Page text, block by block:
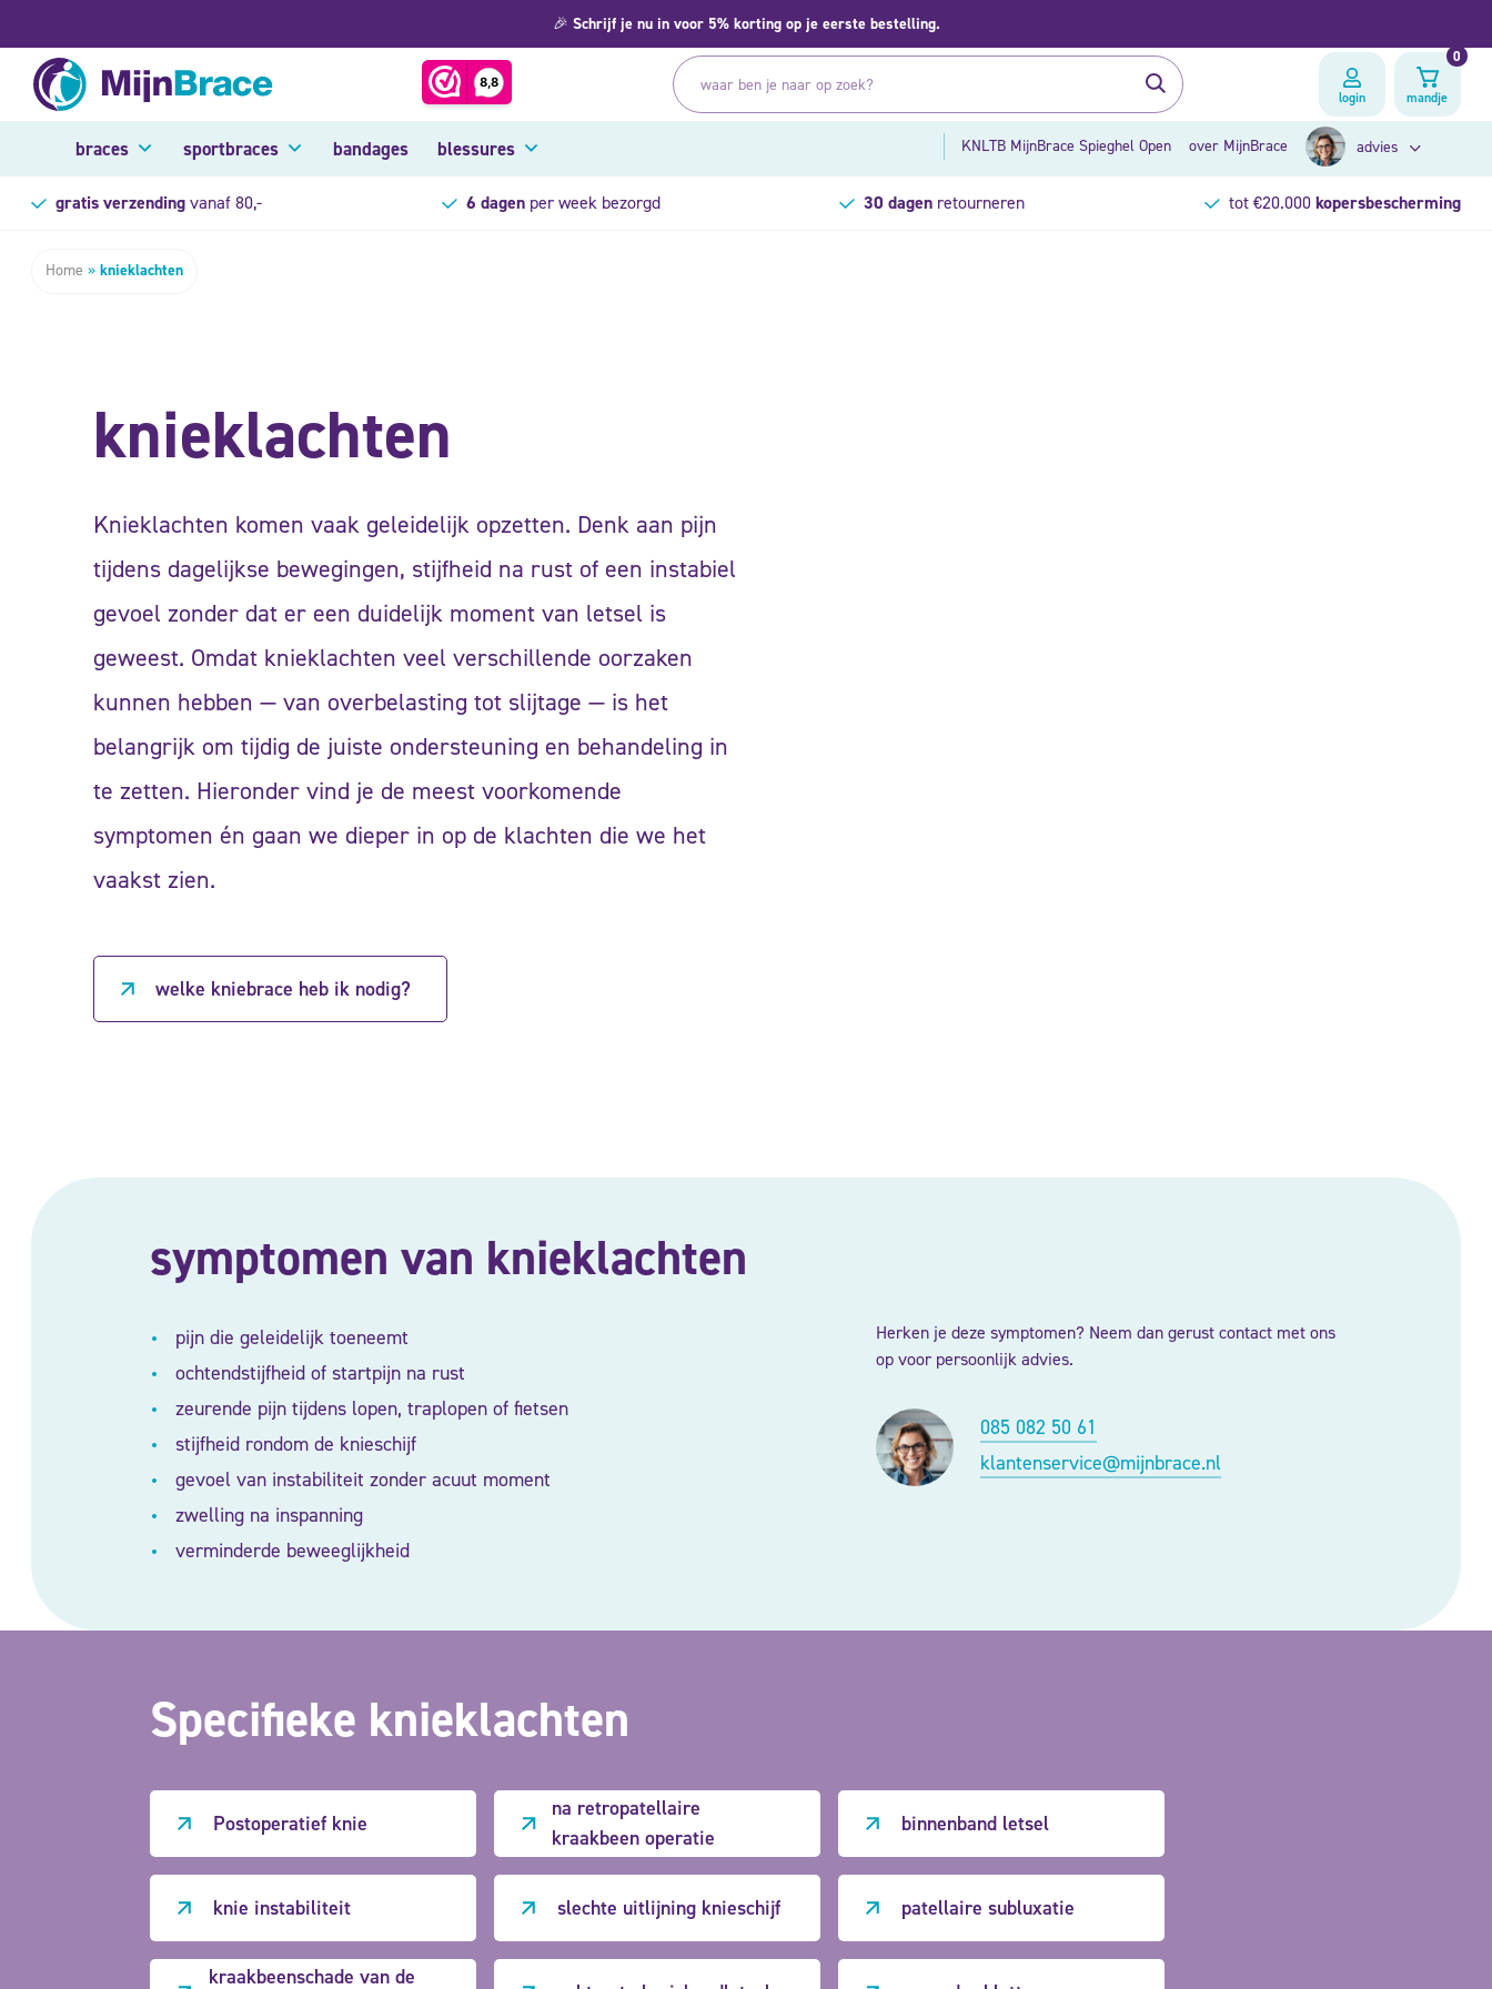
🎉 Schrijf je nu in voor 5% korting op je eerste bestelling.
login mandje
0
braces sportbraces bandages blessures KNLTB MijnBrace Spieghel Open over MijnBrace advies
gratis verzendingvanaf 80,- 6 dagenper week bezorgd 30 dagen retourneren tot €20.000kopersbescherming
Home » knieklachten
knieklachten
Knieklachten komen vaak geleidelijk opzetten. Denk aan pijn
tijdens dagelijkse bewegingen, stijfheid na rust of een instabiel
gevoel zonder dat er een duidelijk moment van letsel is
geweest. Omdat knieklachten veel verschillende oorzaken
kunnen hebben — van overbelasting tot slijtage — is het
belangrijk om tijdig de juiste ondersteuning en behandeling in
te zetten. Hieronder vind je de meest voorkomende
symptomen én gaan we dieper in op de klachten die we het
vaakst zien.
welke kniebrace heb ik nodig?
symptomen van knieklachten
pijn die geleidelijk toeneemt
ochtendstijfheid of startpijn na rust
zeurende pijn tijdens lopen, traplopen of fietsen
stijfheid rondom de knieschijf
gevoel van instabiliteit zonder acuut moment
zwelling na inspanning
verminderde beweeglijkheid
Herken je deze symptomen? Neem dan gerust contact met ons
op voor persoonlijk advies.
085 082 50 61
klantenservice@mijnbrace.nl
Specifieke knieklachten
Postoperatief knie
na retropatellaire
kraakbeen operatie
binnenband letsel
knie instabiliteit slechte uitlijning knieschijf patellaire subluxatie
kraakbeenschade van de